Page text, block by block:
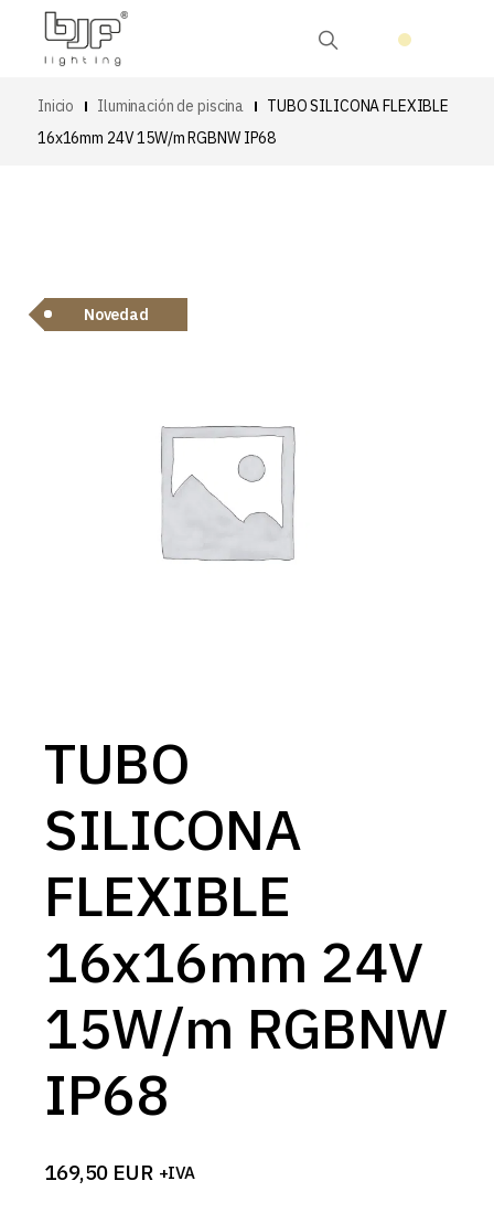
Inicio Iluminación de piscina
TUBO SILICONA FLEXIBLE
16x16mm 24V 15W/m RGBNW IP68
Novedad
TUBO
SILICONA
FLEXIBLE
16x16mm 24V
15W/m RGBNW
IP68
169,50 EUR +IVA